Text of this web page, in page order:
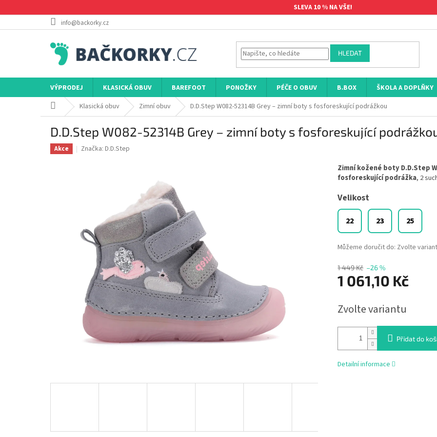
na
SLEVA 10 % NA VŠE!
info@backorky.cz
HLEDAT
VÝPRODEJ KLASICKÁ OBUV BAREFOOT PONOŽKY PÉČE O OBUV B.BOX ŠKOLA A DOPLŇKY
Domů Klasická obuv Zimní obuv D.D.Step W082-52314B Grey – zimní boty s fosforeskující podrážkou
D.D.Step W082-52314B Grey – zimní boty s fosforeskující
Akce Značka: D.D.Step
1 449 Kč –26 %
1 061,10 Kč
cena:
Zvolte variantu
Velikost
22 23 25
Můžeme doručit do: Zvolte
Přidat do
Zimní kožené boty D.D.Step
fosforeskující podrážka, 2
Detailní informace